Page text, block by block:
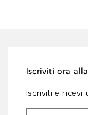
Iscriviti ora
Iscriviti e ricevi